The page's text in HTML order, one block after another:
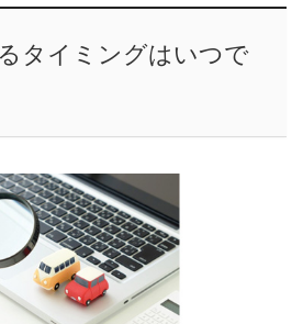
タイミングはいつで